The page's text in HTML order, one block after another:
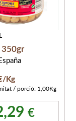
350gr
Kg
/ porció: 1,00Kg
€